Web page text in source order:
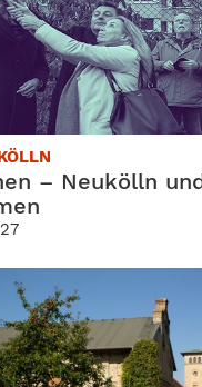
– Neukölln